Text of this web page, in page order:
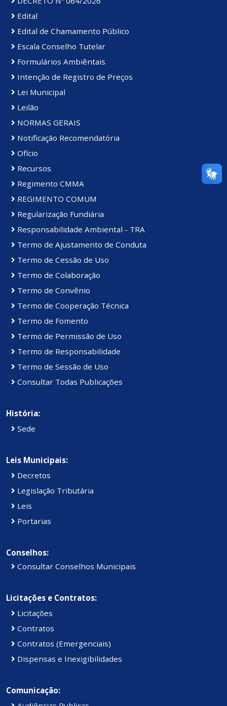
Edital
Edital de Chamamento Público
Escala Conselho Tutelar
Formulários Ambiêntais
Intenção de Registro de Preços
Lei Municipal
Leilão
NORMAS GERAIS
Notificação Recomendatória
Ofício
Recursos
Regimento CMMA
REGIMENTO COMUM
Regularização Fundiária
Responsabilidade Ambiental - TRA
Termo de Ajustamento de Conduta
Termo de Cessão de Uso
Termo de Colaboração
Termo de Convênio
Termo de Cooperação Técnica
Termo de Fomento
Termo de Permissão de Uso
Termo de Responsabilidade
Termo de Sessão de Uso
Consultar Todas Publicações
História:
Sede
Leis Municipais:
Decretos
Legislação Tributária
Leis
Portarias
Conselhos:
Consultar Conselhos Municipais
Licitações e Contratos:
Licitações
Contratos
Contratos (Emergenciais)
Dispensas e Inexigibilidades
Comunicação: